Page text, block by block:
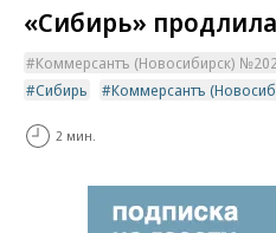
«Сибирь»
Коммерсантъ (Новосибирск) №202
Сибирь
Коммерсантъ
2 мин.